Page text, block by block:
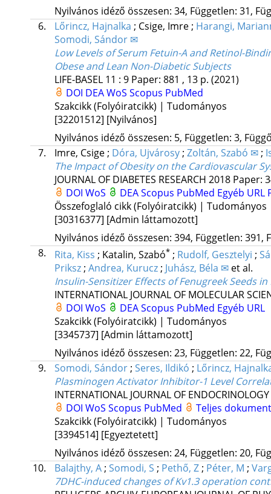
Nyilvános idéző összesen: 34, Független: 31,
6.
Lőrincz, Hajnalka ; Csige, Imre ; Harangi,
Somodi, Sándor ✉
Low Levels of Serum Fetuin-A and Retinol-
Obese and Lean Non-Diabetic Subjects
LIFE-BASEL 11 : 9 Paper: 881 , 13 p. (2021)
DOI DEAWoS Scopus PubMed
Szakcikk (Folyóiratcikk) | Tudományos
[32201512] [Nyilvános]
Nyilvános idéző összesen: 5, Független: 3,
7.
Imre, Csige ; Dóra, Ujvárosy ; Zoltán, Szabó ✉ ;
The Impact of Obesity on the Cardiovascular
JOURNAL OF DIABETES RESEARCH 2018 Paper:
DOI WoS DEAScopus PubMed Egyéb URL
Összefoglaló cikk (Folyóiratcikk) | Tudományos
[30316377] [Admin láttamozott]
Nyilvános idéző összesen: 394, Független: 391,
8.
Rita, Kiss ; Katalin, Szabó* ; Rudolf, Gesztelyi ;
Priksz ; Andrea, Kurucz ; Juhász, Béla ✉ et al.
Insulin-Sensitizer Effects of Fenugreek Seeds
INTERNATIONAL JOURNAL OF MOLECULAR
DOI WoS DEAScopus PubMed Egyéb URL
Szakcikk (Folyóiratcikk) | Tudományos
[3345737] [Admin láttamozott]
Nyilvános idéző összesen: 23, Független: 22,
9.
Somodi, Sándor ; Seres, Ildikó ; Lőrincz,
Plasminogen Activator Inhibitor-1 Level
INTERNATIONAL JOURNAL OF ENDOCRINOLOGY
DOI WoS Scopus PubMed
Teljes
Szakcikk (Folyóiratcikk) | Tudományos
[3394514] [Egyeztetett]
Nyilvános idéző összesen: 24, Független: 20,
10.
Balajthy, A ; Somodi, S ; Pethő, Z ; Péter, M ;
7DHC-induced changes of Kv1.3 operation